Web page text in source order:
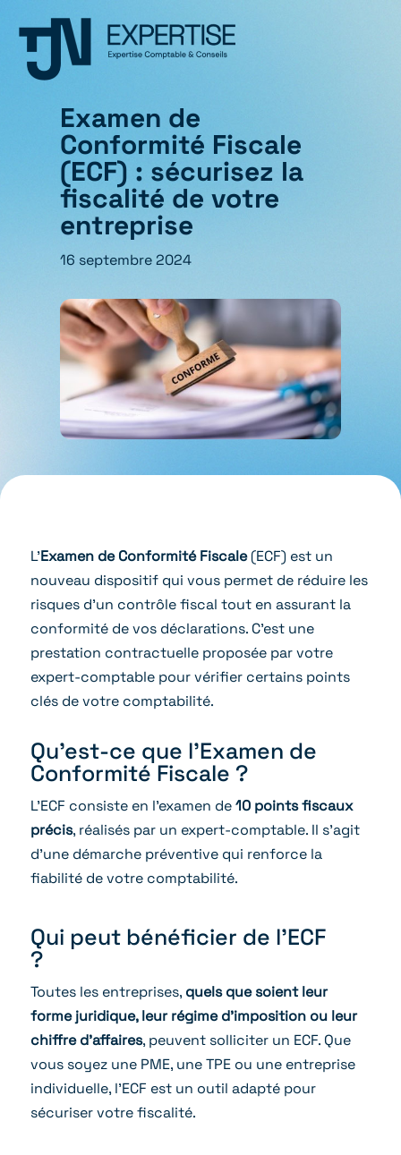
Examen de
Conformité Fiscale
(ECF) : sécurisez la
fiscalité de votre
entreprise
16 septembre 2024
L’Examen de Conformité Fiscale(ECF) est un
nouveau dispositif qui vous permet de réduire les
risques d’un contrôle fiscal tout en assurant la
conformité de vos déclarations. C’est une
prestation contractuelle proposée par votre
expert-comptable pour vérifier certains points
clés de votre comptabilité.
Qu’est-ce que l’Examen de
Conformité Fiscale ?
L’ECF consiste en l’examen de10 points fiscaux
précis, réalisés par un expert-comptable. Il s’agit
d’une démarche préventive qui renforce la
fiabilité de votre comptabilité.
Qui peut bénéficier de l’ECF
?
Toutes les entreprises, quels que soient leur
forme juridique, leur régime d’imposition ou leur
chiffre d’affaires, peuvent solliciter un ECF. Que
vous soyez une PME, une TPE ou une entreprise
individuelle, l’ECF est un outil adapté pour
sécuriser votre fiscalité.